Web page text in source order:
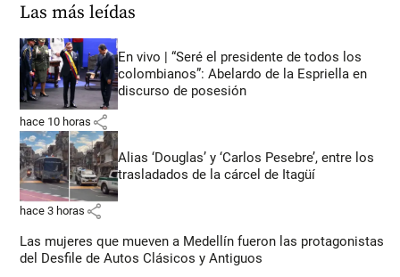
Las más leídas
En vivo | “Seré el presidente de todos los
colombianos”: Abelardo de la Espriella en
discurso de posesión
hace 10 horas share
Alias ‘Douglas’ y ‘Carlos Pesebre’, entre los
trasladados de la cárcel de Itagüí
hace 3 horas share
Las mujeres que mueven a Medellín fueron las protagonistas
del Desfile de Autos Clásicos y Antiguos